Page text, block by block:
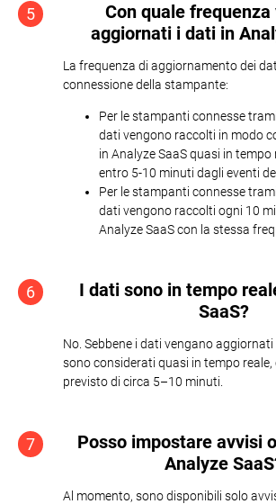
5
Con quale frequenza
aggiornati i dati in
La frequenza di aggiornamento dei
connessione della stampante:
Per le stampanti connesse
dati vengono raccolti in modo
in Analyze SaaS quasi in tempo
entro 5-10 minuti dagli eventi
Per le stampanti connesse
dati vengono raccolti ogni 10
Analyze SaaS con la stessa
6
I dati sono in tempo
SaaS?
No. Sebbene i dati vengano
sono considerati quasi in tempo
previsto di circa 5–10 minuti.
7
Posso impostare avvisi
Analyze
Al momento, sono disponibili solo